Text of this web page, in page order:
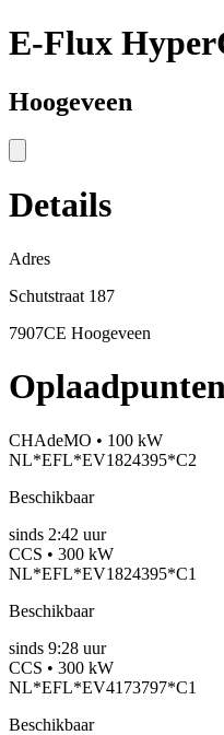
E-Flux
Hoogeveen
Details
Adres
Schutstraat 187
7907CE Hoogeveen
Oplaadpunten
CHAdeMO • 100 kW
NL*EFL*EV1824395*C2
Beschikbaar
sinds 2:42 uur
CCS • 300 kW
NL*EFL*EV1824395*C1
Beschikbaar
sinds 9:28 uur
CCS • 300 kW
NL*EFL*EV4173797*C1
Beschikbaar